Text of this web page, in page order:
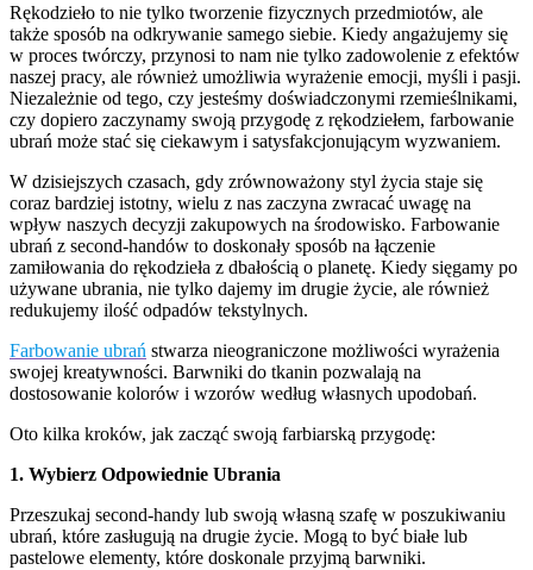
Rękodzieło to nie tylko tworzenie fizycznych przedmiotów, ale
także sposób na odkrywanie samego siebie. Kiedy angażujemy się
w proces twórczy, przynosi to nam nie tylko zadowolenie z efektów
naszej pracy, ale również umożliwia wyrażenie emocji, myśli i pasji.
Niezależnie od tego, czy jesteśmy doświadczonymi rzemieślnikami,
czy dopiero zaczynamy swoją przygodę z rękodziełem, farbowanie
ubrań może stać się ciekawym i satysfakcjonującym wyzwaniem.
W dzisiejszych czasach, gdy zrównoważony styl życia staje się
coraz bardziej istotny, wielu z nas zaczyna zwracać uwagę na
wpływ naszych decyzji zakupowych na środowisko. Farbowanie
ubrań z second-handów to doskonały sposób na łączenie
zamiłowania do rękodzieła z dbałością o planetę. Kiedy sięgamy po
używane ubrania, nie tylko dajemy im drugie życie, ale również
redukujemy ilość odpadów tekstylnych.
Farbowanie ubrań stwarza nieograniczone możliwości wyrażenia
swojej kreatywności. Barwniki do tkanin pozwalają na
dostosowanie kolorów i wzorów według własnych upodobań.
Oto kilka kroków, jak zacząć swoją farbiarską przygodę:
1. Wybierz Odpowiednie Ubrania
Przeszukaj second-handy lub swoją własną szafę w poszukiwaniu
ubrań, które zasługują na drugie życie. Mogą to być białe lub
pastelowe elementy, które doskonale przyjmą barwniki.